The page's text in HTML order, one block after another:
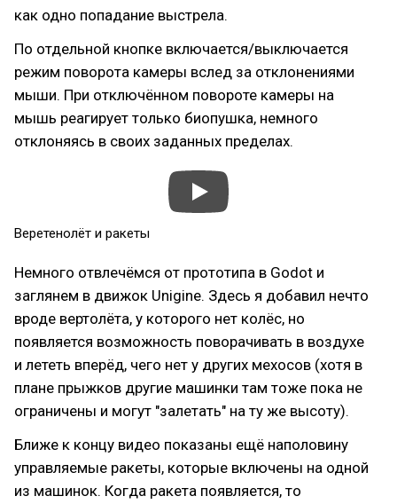
как одно попадание выстрела.
По отдельной кнопке включается/выключается
режим поворота камеры вслед за отклонениями
мыши. При отключённом повороте камеры на
мышь реагирует только биопушка, немного
отклоняясь в своих заданных пределах.
Веретенолёт и ракеты
Немного отвлечёмся от прототипа в Godot и
заглянем в движок Unigine. Здесь я добавил нечто
вроде вертолёта, у которого нет колёс, но
появляется возможность поворачивать в воздухе
и лететь вперёд, чего нет у других мехосов (хотя в
плане прыжков другие машинки там тоже пока не
ограничены и могут "залетать" на ту же высоту).
Ближе к концу видео показаны ещё наполовину
управляемые ракеты, которые включены на одной
из машинок. Когда ракета появляется, то